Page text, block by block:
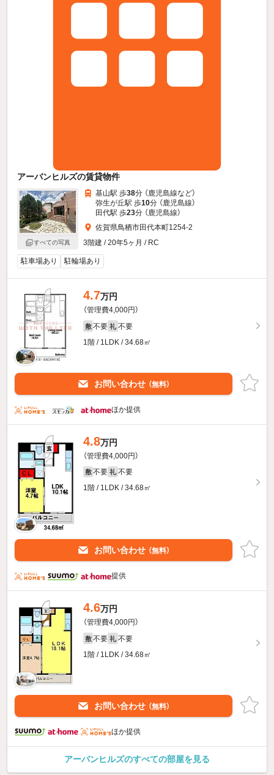
アーバンヒルズの賃貸物件
すべての写真
基山駅 歩38分 （鹿児島線など）
弥生が丘駅 歩10分 （鹿児島線）
田代駅 歩23分 （鹿児島線）
佐賀県鳥栖市田代本町1254-2
3階建 / 20年5ヶ月 / RC
駐車場あり 駐輪場あり
4.7万円
（管理費4,000円）
敷 不要 礼 不要
1階 / 1LDK / 34.68㎡
お問い合わせ （無料）
ほか提供
4.8万円
（管理費4,000円）
敷 不要 礼 不要
1階 / 1LDK / 34.68㎡
お問い合わせ （無料）
提供
4.6万円
（管理費4,000円）
敷 不要 礼 不要
1階 / 1LDK / 34.68㎡
お問い合わせ （無料）
ほか提供
アーバンヒルズのすべての部屋を見る